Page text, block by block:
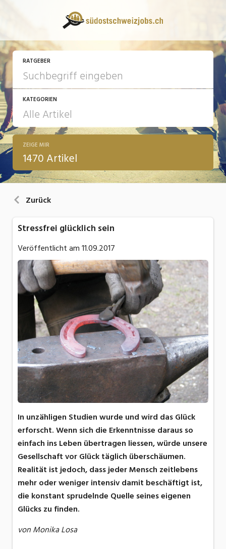
RATGEBER
KATEGORIEN
13 Fragen - 13 Antworten
Arbeit
ZEIGE MIR
1470 Artikel
Zurück
Stressfrei glücklich sein
Veröffentlicht am11.09.2017
In unzähligen Studien wurde und wird das Glück
erforscht. Wenn sich die Erkenntnisse daraus so
einfach ins Leben übertragen liessen, würde unsere
Gesellschaft vor Glück täglich überschäumen.
Realität ist jedoch, dass jeder Mensch zeitlebens
mehr oder weniger intensiv damit beschäftigt ist,
die konstant sprudelnde Quelle seines eigenen
Glücks zu finden.
von Monika Losa